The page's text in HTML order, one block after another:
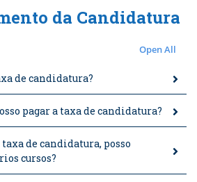
da Candidatura
Open All
de candidatura?
pagar a taxa de candidatura?
taxa de candidatura, posso
cursos?